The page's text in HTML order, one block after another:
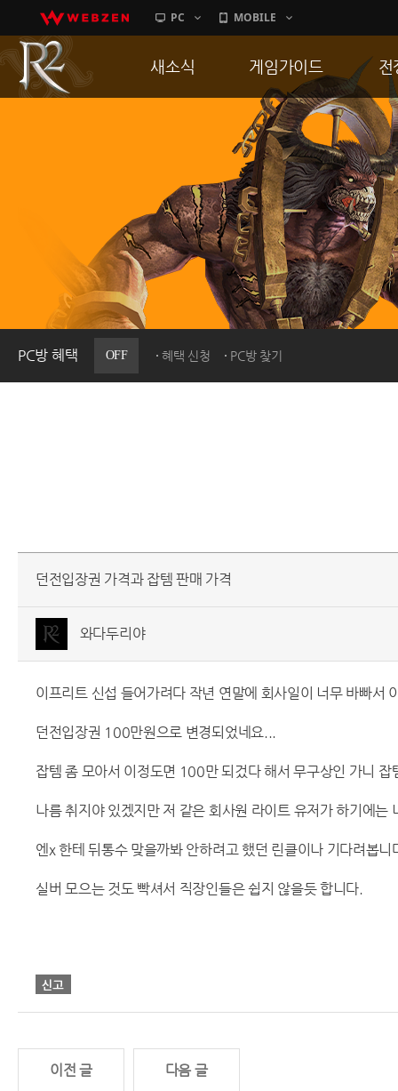
PC MOBILE
PC방 혜택 OFF 혜택 신청 PC방 찾기
새소식
이벤트
히스토리
PC방으로간다
게임가이드
게임 특징
서버가이드
신병훈련소
세부가이드
통합보급센터
전
통
공
던전입장권 가격과 잡템 판매 가격
와다두리야
이프리트 신섭 들어가려다 작년 연말에 회사일이 너무 바빠서
던전입장권 100만원으로 변경되었네요...
잡템 좀 모아서 이정도면 100만 되겄다 해서 무구상인 가니 잡
나름 취지야 있겠지만 저 같은 회사원 라이트 유저가 하기에는
엔x 한테 뒤통수 맞을까봐 안하려고 했던 린클이나 기다려봅니
실버 모으는 것도 빡셔서 직장인들은 쉽지 않을듯 합니다.
이전 글 다음 글